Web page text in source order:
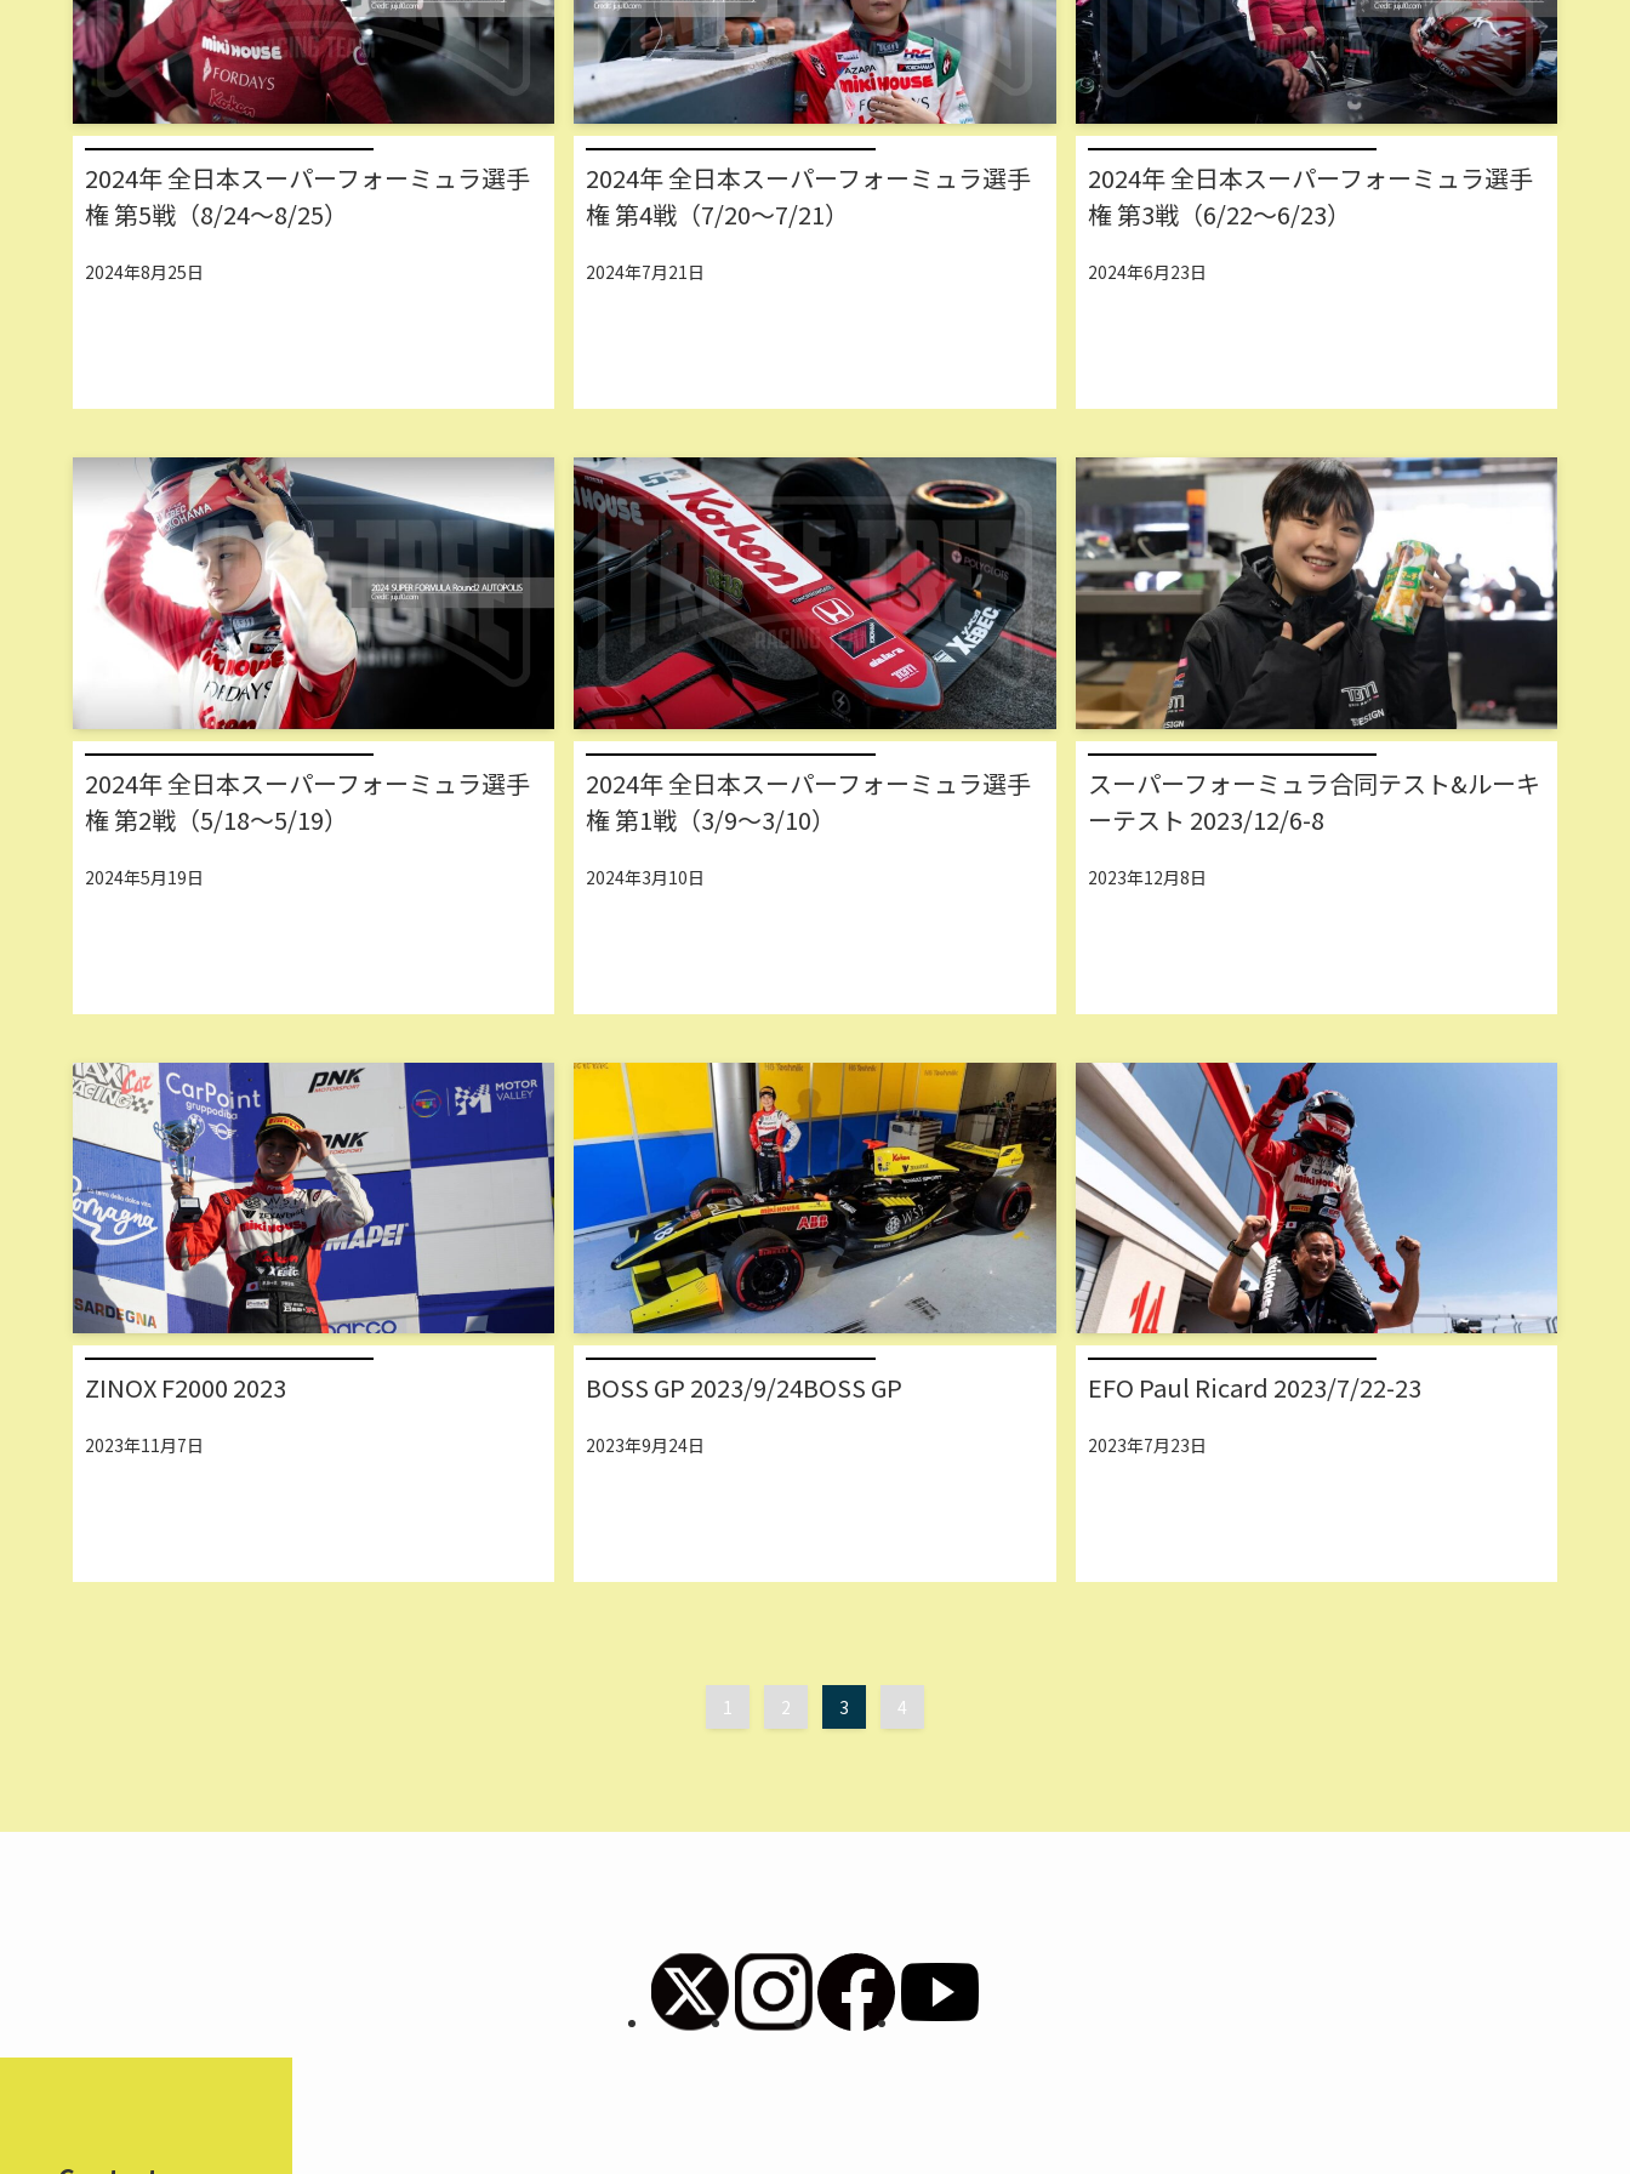
2024年 全日本スーパーフォーミュラ選手
権 第5戦（8/24～8/25）
2024年8月25日
2024年 全日本スーパーフォーミュラ選手
権 第4戦（7/20～7/21）
2024年7月21日
2024年 全日本スーパーフォーミュラ選手
権 第3戦（6/22～6/23）
2024年6月23日
2024年 全日本スーパーフォーミュラ選手
権 第2戦（5/18～5/19）
2024年5月19日
2024年 全日本スーパーフォーミュラ選手
権 第1戦（3/9～3/10）
2024年3月10日
スーパーフォーミュラ合同テスト&ルーキ
ーテスト 2023/12/6-8
2023年12月8日
ZINOX F2000 2023
2023年11月7日
BOSS GP 2023/9/24BOSS GP
2023年9月24日
EFO Paul Ricard 2023/7/22-23
2023年7月23日
1 2 3 4